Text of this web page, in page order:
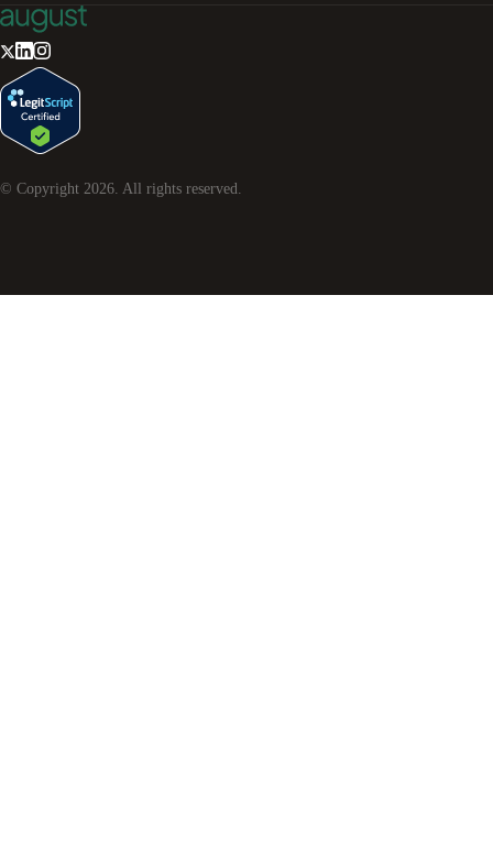
© Copyright 2026 . All rights reserved.